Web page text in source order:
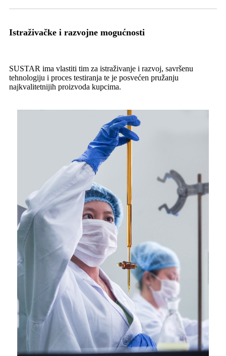
Istraživačke i razvojne mogućnosti
SUSTAR ima vlastiti tim za istraživanje i razvoj, savršenu
tehnologiju i proces testiranja te je posvećen pružanju
najkvalitetnijih proizvoda kupcima.